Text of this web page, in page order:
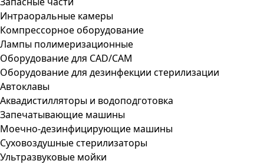
Интраоральные камеры
Компрессорное оборудование
Лампы полимеризационные
Оборудование для CAD/CAM
Оборудование для дезинфекции стерилизации
Автоклавы
Аквадистилляторы и водоподготовка
Запечатывающие машины
Моечно-дезинфицирующие машины
Суховоздушные стерилизаторы
Ультразвуковые мойки